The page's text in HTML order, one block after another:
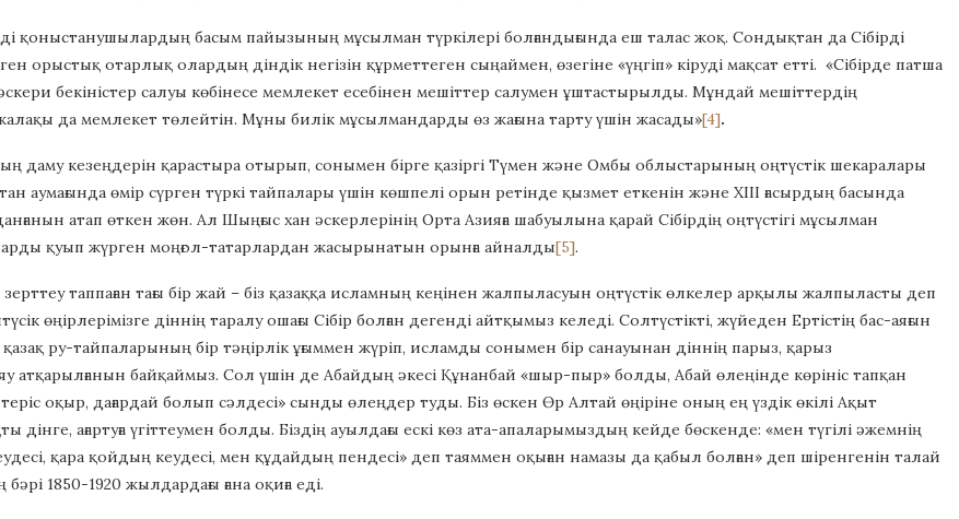
қоныстанушылардың басым пайызының мұсылман түркілері болғандығында еш талас жоқ. Сондықтан да Сібірді
орыстық отарлық олардың діндік негізін құрметтеген сыңаймен, өзегіне «үңгіп» кіруді мақсат етті. «Сібірде патша
әскери бекіністер салуы көбінесе мемлекет есебінен мешіттер салумен ұштастырылды. Мұндай мешіттердің
да мемлекет төлейтін. Мұны билік мұсылмандарды өз жағына тарту үшін жасады»[4].
даму кезеңдерін қарастыра отырып, сонымен бірге қазіргі Түмен және Омбы облыстарының оңтүстік шекаралары
аумағында өмір сүрген түркі тайпалары үшін көшпелі орын ретінде қызмет еткенін және ХІІІ ғасырдың басында
атап өткен жөн. Ал Шыңғыс хан әскерлерінің Орта Азияға шабуылына қарай Сібірдің оңтүстігі мұсылман
қуып жүрген моңғол-татарлардан жасырынатын орынға айналды[5].
таппаған тағы бір жай – біз қазаққа исламның кеңінен жалпыласуын оңтүстік өлкелер арқылы жалпыласты деп
өңірлерімізге діннің таралу ошағы Сібір болған дегенді айтқымыз келеді. Солтүстікті, жүйеден Ертістің бас-аяғын
қазақ ру-тайпаларының бір тәңірлік ұғыммен жүріп, исламды сонымен бір санауынан діннің парыз, қарыз
атқарылғанын байқаймыз. Сол үшін де Абайдың әкесі Құнанбай «шыр-пыр» болды, Абай өлеңінде көрініс тапқан
оқыр, дағардай болып сәлдесі» сынды өлеңдер туды. Біз өскен Өр Алтай өңіріне оның ең үздік өкілі Ақыт
дінге, ағартуға үгіттеумен болды. Біздің ауылдағы ескі көз ата-апаларымыздың кейде бөскенде: «мен түгілі әжемнің
қара қойдың кеудесі, мен құдайдың пендесі» деп таяммен оқыған намазы да қабыл болған» деп шіренгенін талай
1850-1920 жылдардағы ғана оқиға еді.